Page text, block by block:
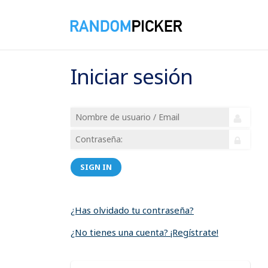
Iniciar sesión
SIGN IN
¿Has olvidado tu contraseña?
¿No tienes una cuenta? ¡Regístrate!